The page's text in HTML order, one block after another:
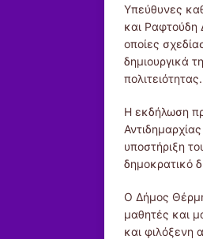
Υπεύθυνες
και Ραφτούδη
οποίες
δημιουργικά
πολιτειότητας.
Η εκδήλωση
υποστήριξη
δημοκρατικό
Ο Δήμος
μαθητές και
και φιλόξενη